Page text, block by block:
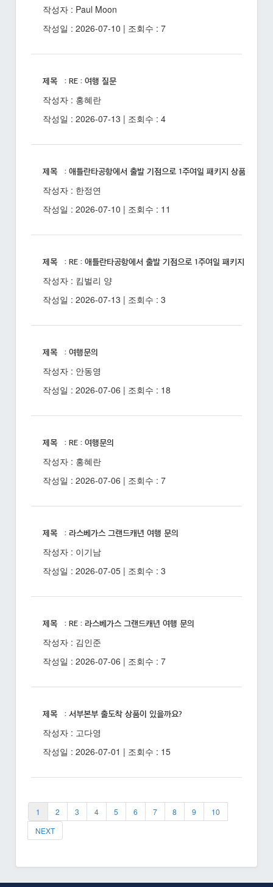
작성자 : Paul Moon
작성일 : 2026-07-10 | 조회수 : 7
제목 : RE : 여행 질문
작성자 : 홍혜란
작성일 : 2026-07-13 | 조회수 : 4
제목 : 애틀란타공항에서 출발 기점으로 1주여일 패키지 상품 있을까
작성자 : 한정연
작성일 : 2026-07-10 | 조회수 : 11
제목 : RE : 애틀란타공항에서 출발 기점으로 1주여일 패키지 상품 있
작성자 : 킴벌리 양
작성일 : 2026-07-13 | 조회수 : 3
제목 : 여행문의
작성자 : 안동영
작성일 : 2026-07-06 | 조회수 : 18
제목 : RE : 여행문의
작성자 : 홍혜란
작성일 : 2026-07-06 | 조회수 : 7
제목 : 라스베가스 그랜드캐년 여행 문의
작성자 : 이기남
작성일 : 2026-07-05 | 조회수 : 3
제목 : RE : 라스베가스 그랜드캐년 여행 문의
작성자 : 김인준
작성일 : 2026-07-06 | 조회수 : 7
제목 : 서부본부 출도착 상품이 있을까요?
작성자 : 고다영
작성일 : 2026-07-01 | 조회수 : 15
1 2 3 4 5 6 7 8 9
10
NEXT